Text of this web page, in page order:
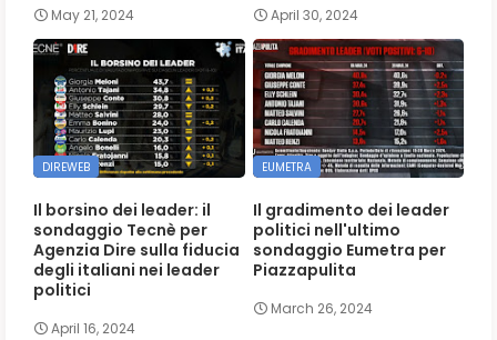
May 21, 2024 April 30, 2024
DIREWEB
Il borsino dei leader: il
sondaggio Tecnè per
Agenzia Dire sulla fiducia
degli italiani nei leader
politici
April 16, 2024
EUMETRA
Il gradimento dei leader
politici nell'ultimo
sondaggio Eumetra per
Piazzapulita
March 26, 2024